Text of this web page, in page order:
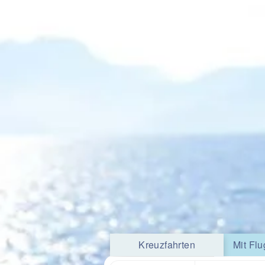
Kreuzfahrten Mit